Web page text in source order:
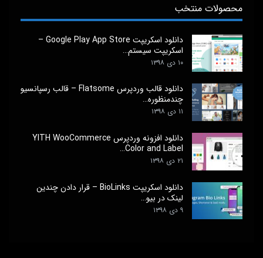
محصولات منتخب
دانلود اسکریپت Google Play App Store –
اسکریپت سیستم…
۱۰ دی ۱۳۹۸
دانلود قالب وردپرس Flatsome – قالب رسپانسیو
چندمنظوره…
۱۱ دی ۱۳۹۸
دانلود افزونه وردپرس YITH WooCommerce
Color and Label…
۲۱ دی ۱۳۹۸
دانلود اسکریپت BioLinks – قرار دادن چندین
لینک در بیو…
۹ دی ۱۳۹۸